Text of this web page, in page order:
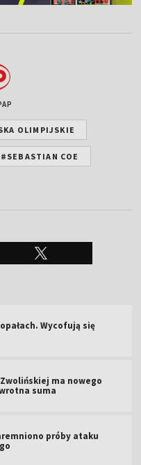
OLIMPIJSKIE
#SEBASTIAN COE
Wycofują się
ma nowego
suma
próby ataku